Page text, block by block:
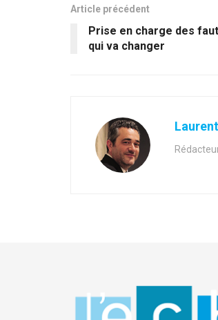
Article précédent
Prise en charge des
qui va changer